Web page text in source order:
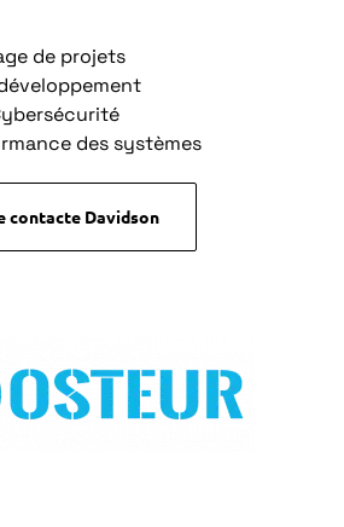
de projets
des systèmes
contacte Davidson